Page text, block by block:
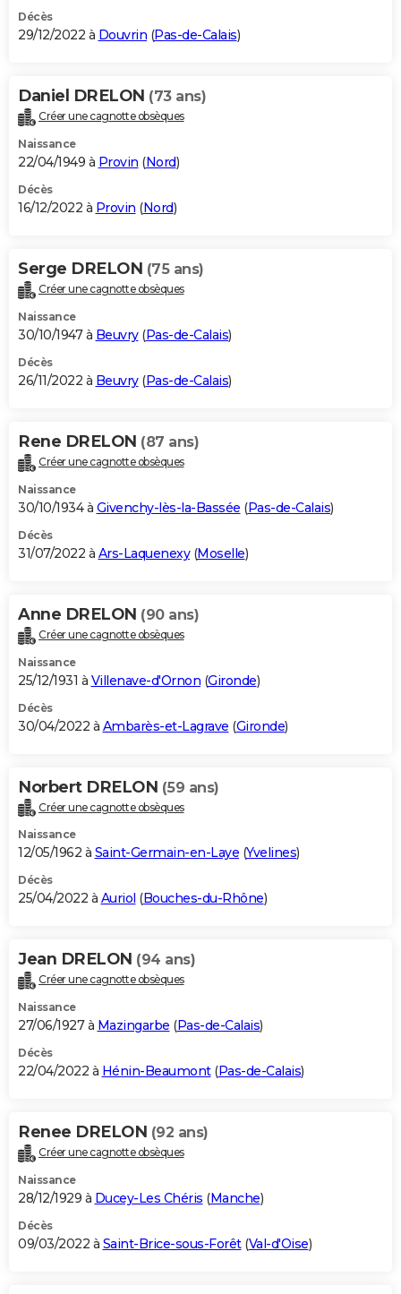
Décès
29/12/2022 à Douvrin (Pas-de-Calais)
Daniel DRELON (73 ans)
Créer une cagnotte obsèques
Naissance
22/04/1949 à Provin (Nord)
Décès
16/12/2022 à Provin (Nord)
Serge DRELON (75 ans)
Créer une cagnotte obsèques
Naissance
30/10/1947 à Beuvry(Pas-de-Calais)
Décès
26/11/2022 à Beuvry(Pas-de-Calais)
Rene DRELON (87 ans)
Créer une cagnotte obsèques
Naissance
30/10/1934 à Givenchy-lès-la-Bassée (Pas-de-Calais)
Décès
31/07/2022 à Ars-Laquenexy(Moselle)
Anne DRELON (90 ans)
Créer une cagnotte obsèques
Naissance
25/12/1931 à Villenave-d'Ornon (Gironde)
Décès
30/04/2022 à Ambarès-et-Lagrave (Gironde)
Norbert DRELON (59 ans)
Créer une cagnotte obsèques
Naissance
12/05/1962 à Saint-Germain-en-Laye (Yvelines)
Décès
25/04/2022 à Auriol (Bouches-du-Rhône)
Jean DRELON (94 ans)
Créer une cagnotte obsèques
Naissance
27/06/1927 à Mazingarbe (Pas-de-Calais)
Décès
22/04/2022 à Hénin-Beaumont(Pas-de-Calais)
Renee DRELON (92 ans)
Créer une cagnotte obsèques
Naissance
28/12/1929 à Ducey-Les Chéris (Manche)
Décès
09/03/2022 à Saint-Brice-sous-Forêt(Val-d'Oise)